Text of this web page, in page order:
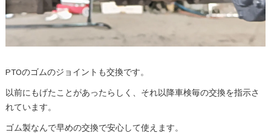
PTOのゴムのジョイントも交換です。
以前にもげたことがあったらしく、それ以降車検毎の交換を指示さ
れています。
ゴム製なんで早めの交換で安心して使えます。